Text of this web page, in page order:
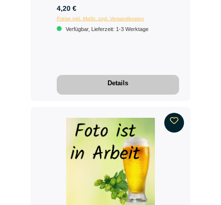
4,20 €
Preise inkl. MwSt. zzgl. Versandkosten
Verfügbar, Lieferzeit: 1-3 Werktage
Details